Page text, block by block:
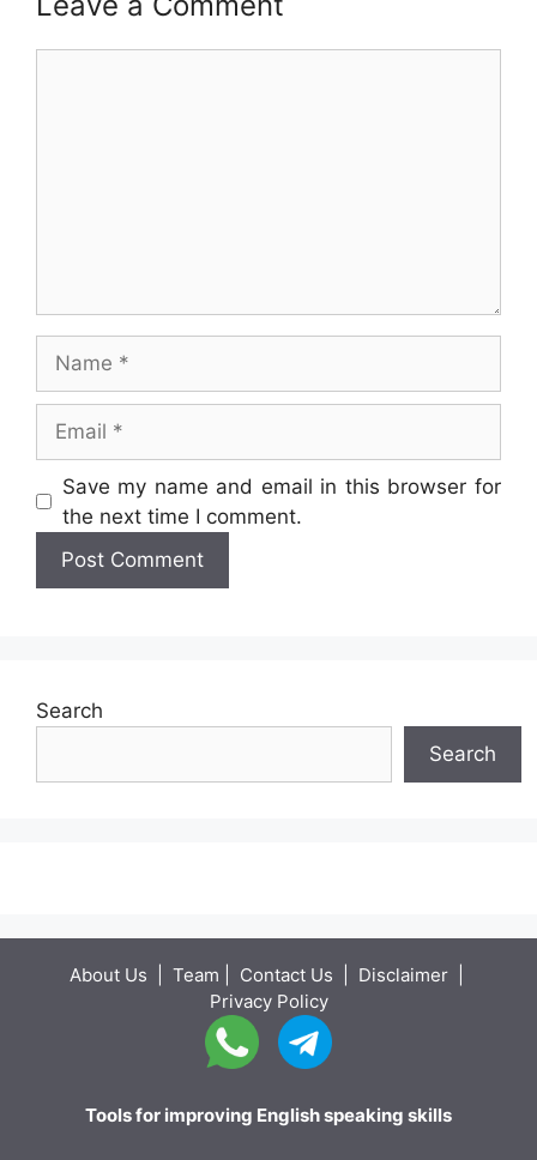
Website
Save my name and email in this browser for
the next time I comment.
Search
Search
About Us Team Contact Us Disclaimer
Privacy Policy
Tools for improving English speaking skills